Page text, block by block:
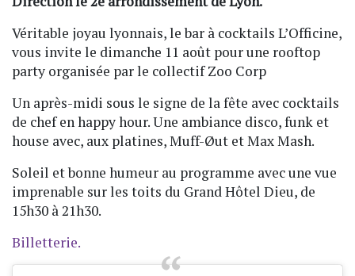
Véritable joyau lyonnais, le bar à cocktails L’Officine,
vous invite le dimanche 11 août pour une rooftop
party organisée par le collectif Zoo Corp
Un après-midi sous le signe de la fête avec cocktails
de chef en happy hour. Une ambiance disco, funk et
house avec, aux platines, Muff-Øut et Max Mash.
Soleil et bonne humeur au programme avec une vue
imprenable sur les toits du Grand Hôtel Dieu, de
15h30 à 21h30.
Billetterie.